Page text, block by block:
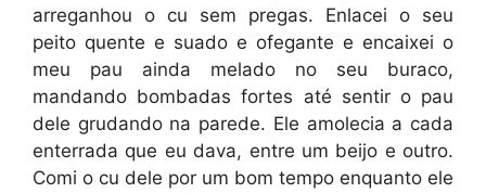
arreganhou o cu sem pregas. Enlacei o seu
peito quente e suado e ofegante e encaixei o
meu pau ainda melado no seu buraco,
mandando bombadas fortes até sentir o pau
dele grudando na parede. Ele amolecia a cada
enterrada que eu dava, entre um beijo e outro.
Comi o cu dele por um bom tempo enquanto ele